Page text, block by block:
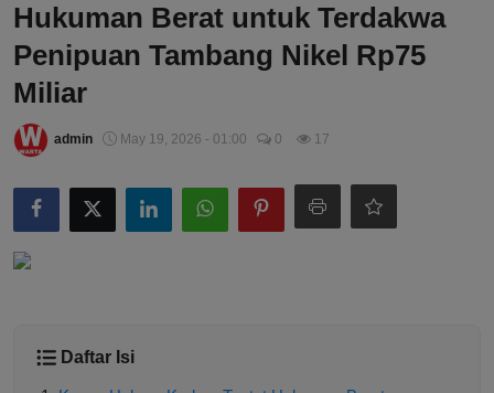
Hukuman Berat untuk Terdakwa
Penipuan Tambang Nikel Rp75
Miliar
admin May 19, 2026 - 01:00 0 17
Daftar Isi